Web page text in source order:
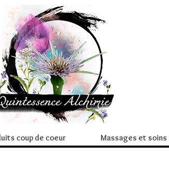
coup de coeur Massages et soins